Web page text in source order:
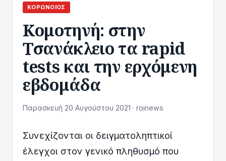
ΚΟΡΩΝΟΊΌΣ
Κομοτηνή: στην
Τσανάκλειο τα rapid
tests και την ερχόμενη
εβδομάδα
Παρασκευή 20 Αυγούστου 2021 · roinews
Συνεχίζονται οι δειγματοληπτικοί
έλεγχοι στον γενικό πληθυσμό που